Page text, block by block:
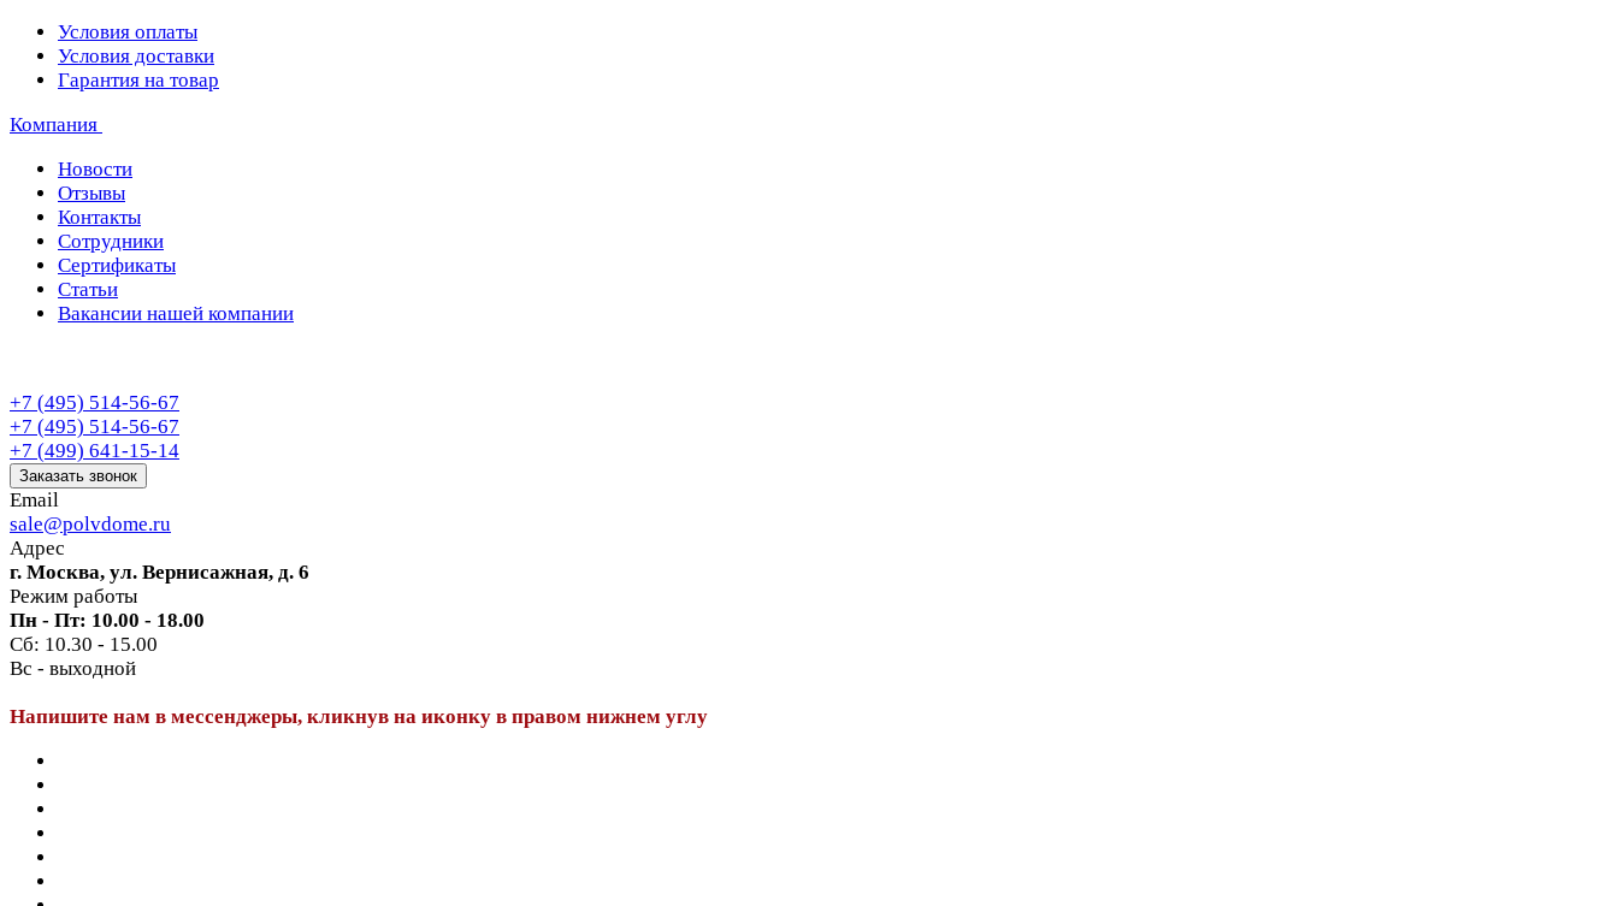
Условия оплаты
Условия доставки
Гарантия на товар
Компания
Новости
Отзывы
Контакты
Сотрудники
Сертификаты
Статьи
Вакансии нашей компании
+7 (495) 514-56-67
+7 (495) 514-56-67
+7 (499) 641-15-14
Заказать звонок
Email
sale@polvdome.ru
Адрес
г. Москва, ул. Вернисажная, д. 6
Режим работы
Пн - Пт: 10.00 - 18.00
Сб: 10.30 - 15.00
Вс - выходной
Напишите нам в мессенджеры, кликнув на иконку в правом нижнем углу